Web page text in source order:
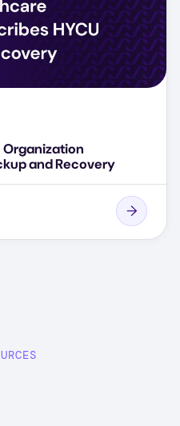
and Recovery